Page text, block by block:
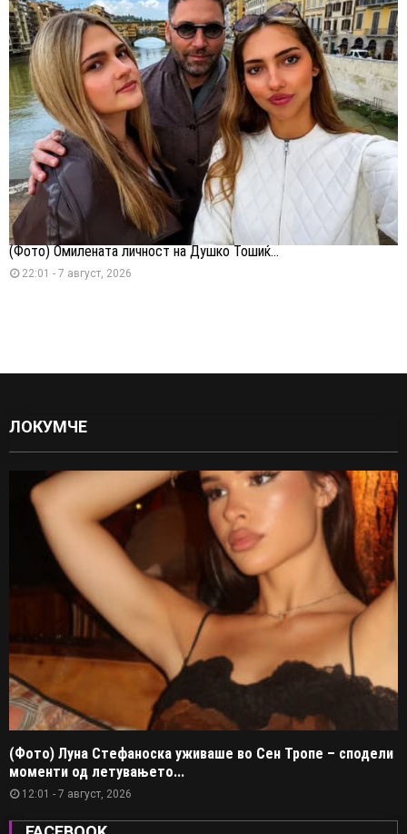
(Фото) Омилената личност на Душко Тошиќ...
22:01 - 7 август, 2026
ЛОКУМЧЕ
(Фото) Луна Стефаноска уживаше во Сен Тропе – сподели
моменти од летувањето...
12:01 - 7 август, 2026